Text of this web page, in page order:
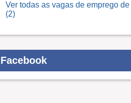
Ver todas as vagas de emprego
(2)
Facebook